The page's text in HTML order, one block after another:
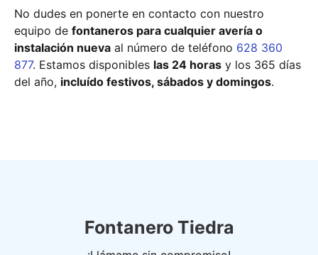
No dudes en ponerte en contacto con nuestro
equipo de fontaneros para cualquier avería o
instalación nueva al número de teléfono 628 360
877. Estamos disponibles las 24 horas y los 365 días
del año, incluído festivos, sábados y domingos.
Fontanero Tiedra